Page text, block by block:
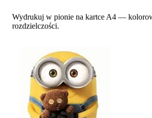
Wydrukuj w pionie na kartce A4 —
rozdzielczości.